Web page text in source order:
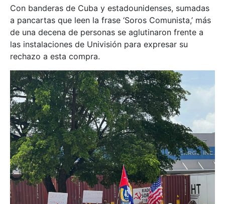
Con banderas de Cuba y estadounidenses, sumadas
a pancartas que leen la frase ‘Soros Comunista,’ más
de una decena de personas se aglutinaron frente a
las instalaciones de Univisión para expresar su
rechazo a esta compra.